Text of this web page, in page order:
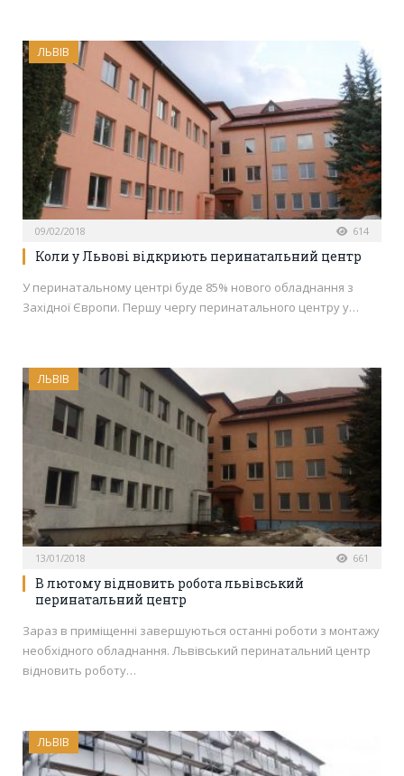
ЛЬВІВ
09/02/2018 614
Коли у Львові відкриють перинатальний центр
У перинатальному центрі буде 85% нового обладнання з
Західної Європи. Першу чергу перинатального центру у…
ЛЬВІВ
13/01/2018 661
В лютому відновить робота львівський
перинатальний центр
Зараз в приміщенні завершуються останні роботи з монтажу
необхідного обладнання. Львівський перинатальний центр
відновить роботу…
ЛЬВІВ